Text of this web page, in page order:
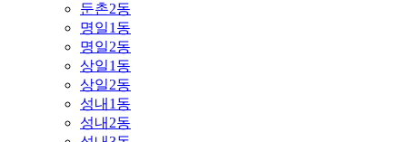
둔촌2동
명일1동
명일2동
상일1동
상일2동
성내1동
성내2동